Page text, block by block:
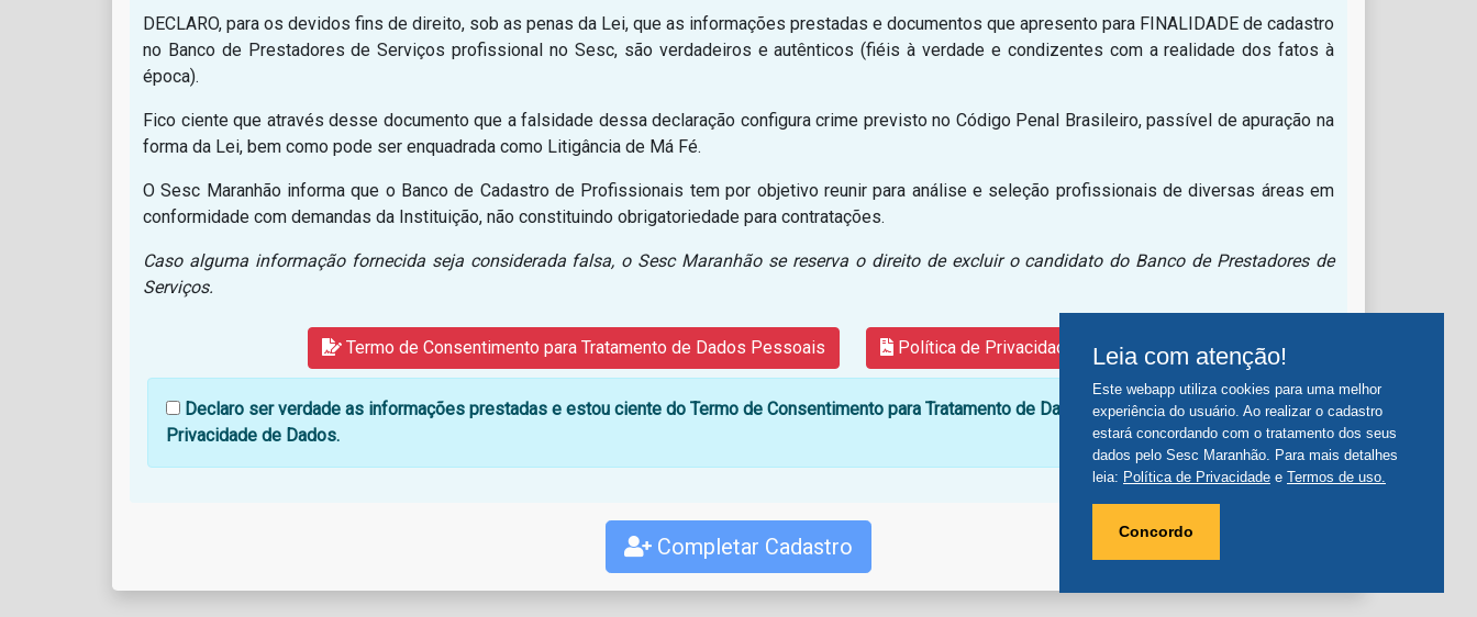
DECLARO, para os devidos fins de direito, sob as penas da Lei, que as informações prestadas e documentos que apresento para FINALIDADE de cadastro
no Banco de Prestadores de Serviços profissional no Sesc, são verdadeiros e autênticos (fiéis à verdade e condizentes com a realidade dos fatos à
época).
Fico ciente que através desse documento que a falsidade dessa declaração configura crime previsto no Código Penal Brasileiro, passível de apuração na
forma da Lei, bem como pode ser enquadrada como Litigância de Má Fé.
O Sesc Maranhão informa que o Banco de Cadastro de Profissionais tem por objetivo reunir para análise e seleção profissionais de diversas áreas em
conformidade com demandas da Instituição, não constituindo obrigatoriedade para contratações.
Caso alguma informação fornecida seja considerada falsa, o Sesc Maranhão se reserva o direito de excluir o candidato do Banco de Prestadores de
Serviços.
Termo de Consentimento para Tratamento de Dados Pessoais Política de Privacidade de Dados
Declaro ser verdade as informações prestadas e estou ciente do Termo de Consentimento para Tratamento de Dados Pessoais, e da Política de
Privacidade de Dados.
Completar Cadastro
Leia com atenção!
Este webapp utiliza cookies para uma melhor
experiência do usuário. Ao realizar o cadastro
estará concordando com o tratamento dos seus
dados pelo Sesc Maranhão. Para mais detalhes
leia: Política de Privacidade e Termos de uso.
Concordo